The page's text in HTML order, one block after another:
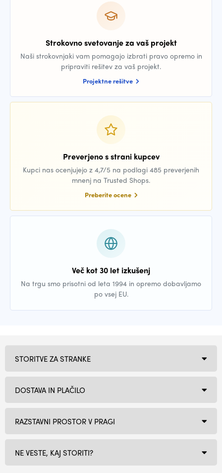
Strokovno svetovanje za vaš projekt
Naši strokovnjaki vam pomagajo izbrati pravo opremo in
pripraviti rešitev za vaš projekt.
Projektne rešitve
Preverjeno s strani kupcev
Kupci nas ocenjujejo z 4,7/5 na podlagi 485 preverjenih
mnenj na Trusted Shops.
Preberite ocene
Več kot 30 let izkušenj
Na trgu smo prisotni od leta 1994 in opremo dobavljamo
po vsej EU.
RAZSTAVNI PROSTOR V PRAGI
NE VESTE, KAJ STORITI?
STORITVE ZA STRANKE
DOSTAVA IN PLAČILO